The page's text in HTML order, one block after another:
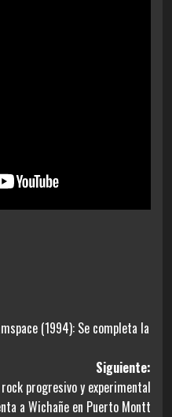
(1994): Se completa la
Siguiente:
progresivo y experimental
a Wichañe en Puerto Montt